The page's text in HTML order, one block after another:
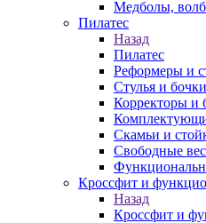
Медболы,
Пилатес
Назад
Пилатес
Реформеры и
Стулья и бочки
Корректоры и
Скамьи и
Свободные
Кроссфит и
Назад
Кроссфит и